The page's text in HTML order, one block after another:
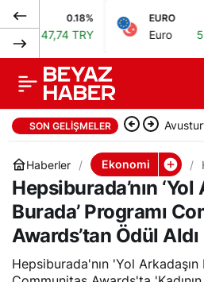
0.18%
TRY
EURO
Euro 55,25
SON GELIŞMELER
Haberler Ekonomi
Hepsiburada’nın ‘Yol
Burada’ Programı
Awards’tan Ödül Aldı
Hepsiburada'nın 'Yol
Kimya sektörü
2026’nın ilk yarısında
17,1 milyar dolar
ihracat yaptı